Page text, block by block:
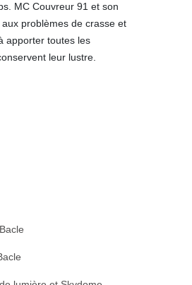
MC Couvreur 91 et son
problèmes de crasse et
apporter toutes les
leur lustre.